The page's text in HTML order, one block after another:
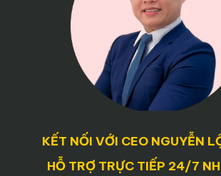
KẾT NỐI VỚI CEO NGUYỄN
HỖ TRỢ TRỰC TIẾP 24/7